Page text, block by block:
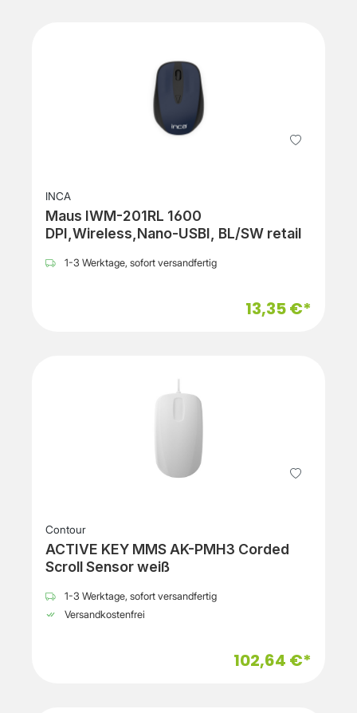
INCA
Maus IWM-201RL 1600
DPI,Wireless,Nano-USBI, BL/SW retail
1-3 Werktage, sofort versandfertig
13,35 €*
Contour
ACTIVE KEY MMS AK-PMH3 Corded
Scroll Sensor weiß
1-3 Werktage, sofort versandfertig
Versandkostenfrei
102,64 €*